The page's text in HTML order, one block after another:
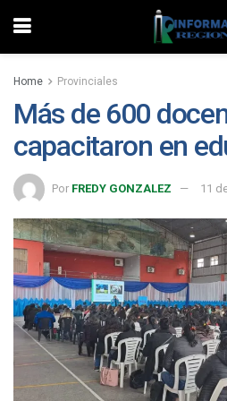
Home Provinciales
Más de 600
capacitaron en
Por FREDY GONZALEZ 11